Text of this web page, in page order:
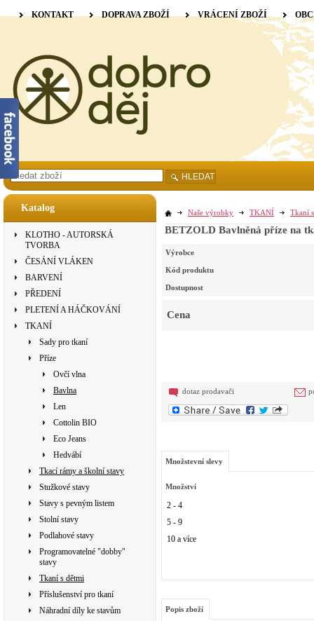
Katalog
KLOTHO - AUTORSKÁ
TVORBA
ČESÁNÍ VLÁKEN
BARVENÍ
PŘEDENÍ
PLETENÍ A HÁČKOVÁNÍ
TKANÍ
Sady pro tkaní
Příze
Ovčí vlna
Bavlna
Len
Cottolin BIO
Eco Jeans
Hedvábí
Tkací rámy a školní stavy
Stužkové stavy
Stavy s pevným listem
Stolní stavy
Podlahové stavy
Programovatelné "dobby"
stavy
Tkaní s dětmi
Příslušenství pro tkaní
Náhradní díly ke stavům
Naše výrobky TKANÍ Tkaní
BETZOLD Bavlněná příze na
Výrobce
Kód produktu
Dostupnost
Cena
dotaz prodavači
Množstevní slevy
Množství
2 - 4
5 - 9
10 a více
Popis zboží
KONTAKT DOPRAVA ZBOŽÍ VRÁCENÍ ZBOŽÍ
HLEDAT